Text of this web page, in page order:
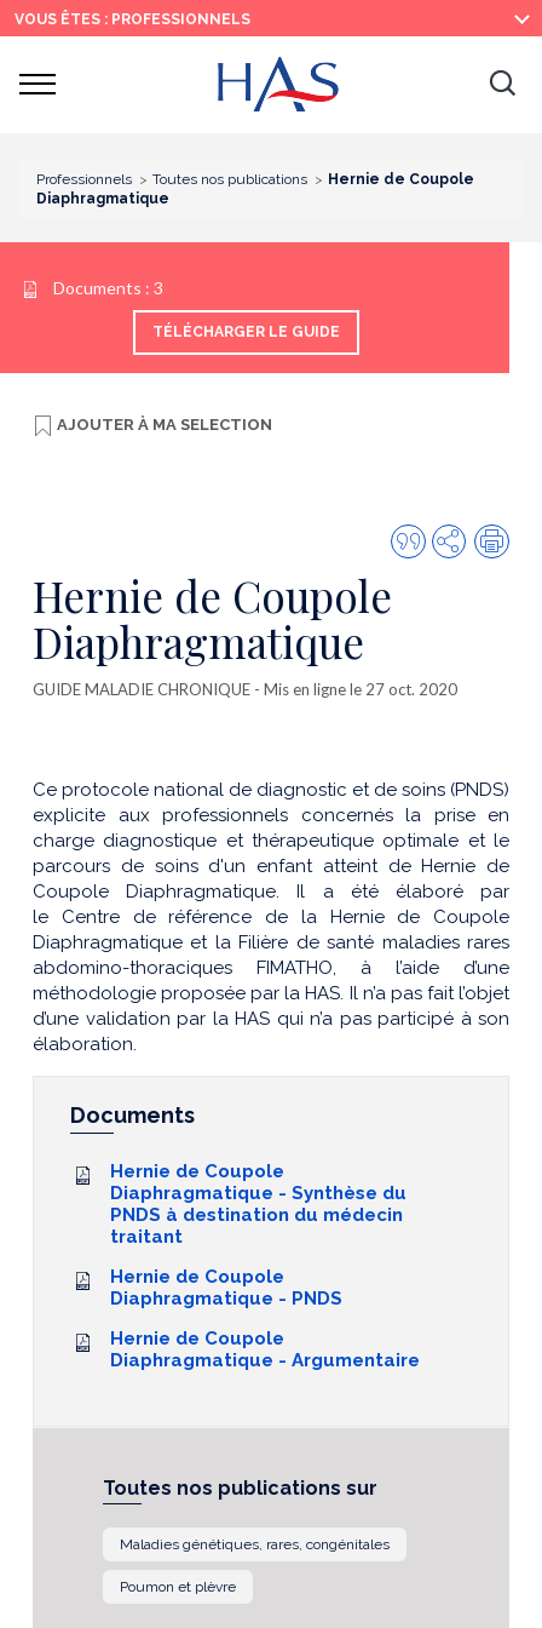
Recherche
Menu
principal
Contenu
principal
VOUS ÊTES : PROFESSIONNELS
Ouvrir
Professionnels Toutes nos publications
Hernie de Coupole
Diaphragmatique
Documents : 3
TÉLÉCHARGER LE GUIDE
AJOUTER À MA SELECTION
Citer
cette
Partager
Hernie de Coupole
Diaphragmatique
GUIDE MALADIE CHRONIQUE - Mis en ligne le 27 oct. 2020
Ce protocole national de diagnostic et de soins (PNDS)
explicite aux professionnels concernés la prise en
charge diagnostique et thérapeutique optimale et le
parcours de soins d'un enfant atteint de Hernie de
Coupole Diaphragmatique. Il a été élaboré par
le Centre de référence de la Hernie de Coupole
Diaphragmatique et la Filière de santé maladies rares
abdomino-thoraciques FIMATHO, à l’aide d’une
méthodologie proposée par la HAS. Il n’a pas fait l’objet
d’une validation par la HAS qui n’a pas participé à son
élaboration.
Documents
Hernie de Coupole
Diaphragmatique - Synthèse du
PNDS à destination du médecin
traitant
Hernie de Coupole
Diaphragmatique - PNDS
Hernie de Coupole
Diaphragmatique - Argumentaire
Toutes nos publications sur
Maladies génétiques, rares, congénitales
Poumon et plèvre